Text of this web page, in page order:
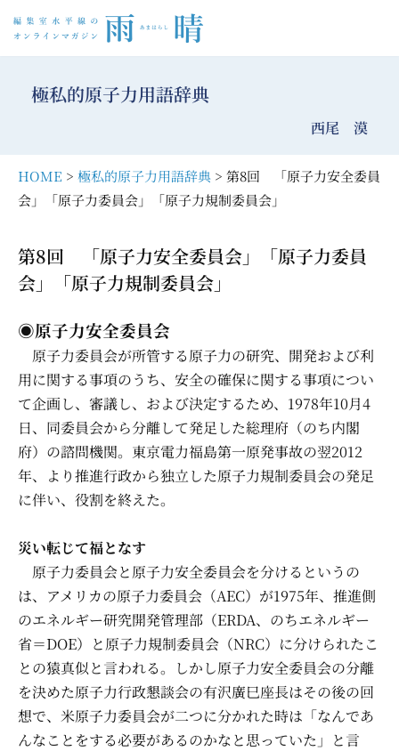
へ
ス
プ
極私的原子力用語辞典
西尾 漠
HOME > 極私的原子力用語辞典 > 第8回 「原子力安全委員
会」「原子力委員会」「原子力規制委員会」
第8回 「原子力安全委員会」「原子力委員
会」「原子力規制委員会」
◉原子力安全委員会
原子力委員会が所管する原子力の研究、開発および利
用に関する事項のうち、安全の確保に関する事項につい
て企画し、審議し、および決定するため、1978年10月4
日、同委員会から分離して発足した総理府（のち内閣
府）の諮問機関。東京電力福島第一原発事故の翌2012
年、より推進行政から独立した原子力規制委員会の発足
に伴い、役割を終えた。
災い転じて福となす
原子力委員会と原子力安全委員会を分けるというの
は、アメリカの原子力委員会（AEC）が1975年、推進側
のエネルギー研究開発管理部（ERDA、のちエネルギー
省＝DOE）と原子力規制委員会（NRC）に分けられたこ
との猿真似と言われる。しかし原子力安全委員会の分離
を決めた原子力行政懇談会の有沢廣巳座長はその後の回
想で、米原子力委員会が二つに分かれた時は「なんであ
んなことをする必要があるのかなと思っていた」と言